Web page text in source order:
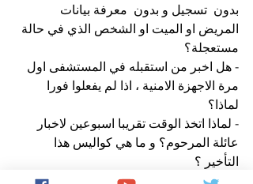
بدون  تسجيل و بدون  معرفة بيانات
المريض او الميت او الشخص الذي في حالة
مستعجلة؟
- هل اخبر من استقبله في المستشفى اول
مرة الاجهزة الامنية ، اذا لم يفعلوا فورا
لماذا؟
- لماذا اتخذ الوقت تقريبا اسبوعين لاخبار
عائلة المرحوم؟ و ما هي كواليس هذا
التأخير ؟
-لماذا لا تخرج النيابة العامة لمزيد من